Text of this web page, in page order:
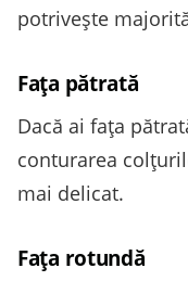
potrivește
Fața pătrată
Dacă ai fața
conturarea
mai delicat.
Fața rotundă